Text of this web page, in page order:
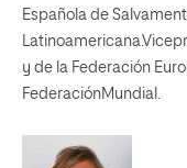
Española de
y de la Federación
FederaciónMundial.